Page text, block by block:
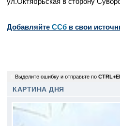
Добавляйте CСб в свои
Выделите ошибку и отправьте по
КАРТИНА ДНЯ